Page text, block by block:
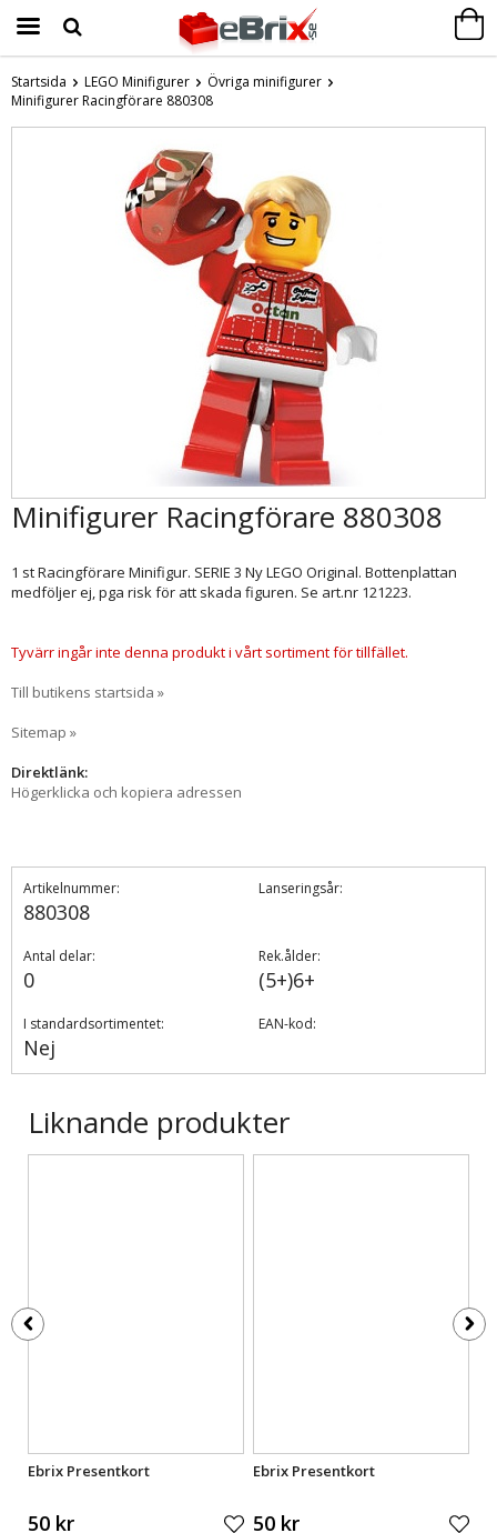
Produkten har blivit tillagd i varukorgen
Startsida LEGO Minifigurer
Övriga minifigurer
Minifigurer Racingförare 880308
Minifigurer Racingförare 880308
1 st Racingförare Minifigur. SERIE 3 Ny LEGO Original. Bottenplattan
medföljer ej, pga risk för att skada figuren. Se art.nr 121223.
Tyvärr ingår inte denna produkt i vårt sortiment för tillfället.
Till butikens startsida »
Sitemap »
Direktlänk:
Högerklicka och kopiera adressen
Artikelnummer:
880308
Lanseringsår:
Antal delar:
0
Rek.ålder:
(5+)6+
I standardsortimentet:
Nej
EAN-kod:
Liknande produkter
Ebrix Presentkort
50 kr
Ebrix Presentkort
50 kr